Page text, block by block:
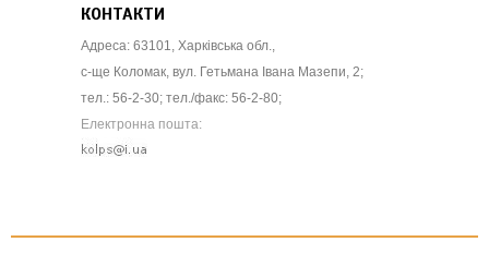
КОНТАКТИ
Адреса: 63101, Харківська обл.,
с-ще Коломак, вул. Гетьмана Івана Мазепи, 2;
тел.: 56-2-30; тел./факс: 56-2-80;
Електронна пошта: